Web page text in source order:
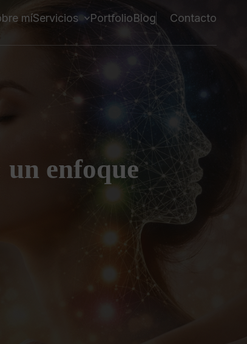
míServicios PortfolioBlog Contacto
enfoque